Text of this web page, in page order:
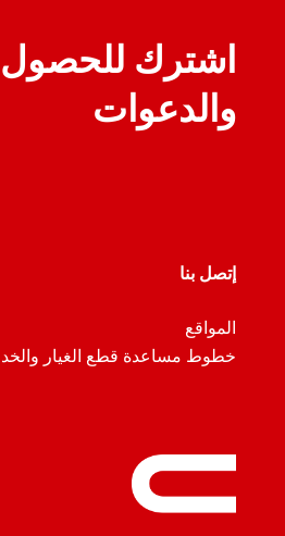
اشترك للحصول
والدعوات
إتصل بنا
المواقع
خطوط مساعدة قطع الغيار